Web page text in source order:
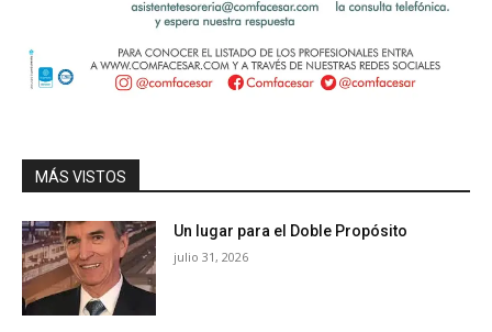
MÁS VISTOS
Un lugar para el Doble Propósito
julio 31, 2026